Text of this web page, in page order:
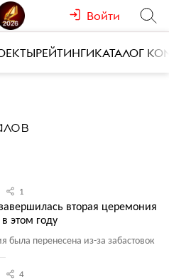
Войти
РЕЙТИНГИКАТАЛОГ
1
вторая церемония
этом году
была перенесена из-за забастовок
4